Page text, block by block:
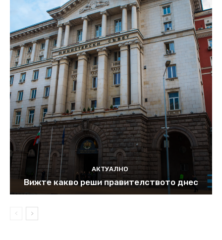
АКТУАЛНО
Вижте какво реши правителството днес